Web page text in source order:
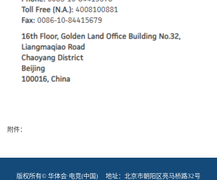
附件：
版权所有© 华体会·电竞(中国) 地址：北京市朝阳区亮马桥路32号